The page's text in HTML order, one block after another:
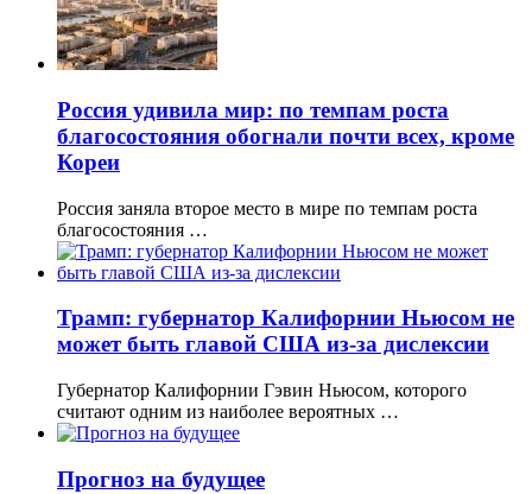
Россия удивила мир: по темпам роста
благосостояния обогнали почти всех, кроме
Кореи
Россия заняла второе место в мире по темпам роста
благосостояния …
Трамп: губернатор Калифорнии Ньюсом не
может быть главой США из-за дислексии
Губернатор Калифорнии Гэвин Ньюсом, которого
считают одним из наиболее вероятных …
Прогноз на будущее